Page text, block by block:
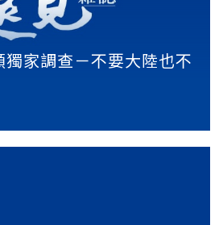
家調查－不要大陸也不